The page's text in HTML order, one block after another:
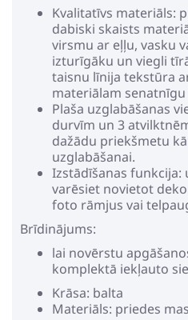
Kvalitatīvs materiāls:
dabiski skaists
virsmu ar eļļu, vasku
izturīgāku un viegli
taisnu līnija tekstūra
materiālam
Plaša uzglabāšanas
durvīm un 3
dažādu priekšmetu
uzglabāšanai.
Izstādīšanas funkcija:
varēsiet novietot
foto rāmjus vai
Brīdinājums:
lai novērstu
komplektā iekļauto
Krāsa: balta
Materiāls: priedes